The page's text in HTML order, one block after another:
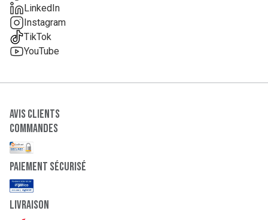
LinkedIn
Instagram
TikTok
YouTube
Avis clients
Commandes
paiement sécurisé
Livraison